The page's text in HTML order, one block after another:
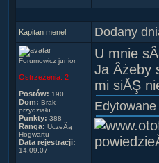
Kapitan menel Dodany
Forumowicz junior
Ostrzeżenia: 2
Postów: 190
Dom: Brak
przydziału
Punkty: 388
Ranga: UczeĂą
Hogwartu
Data rejestracji:
14.09.07
U mnie
Ja Âżeby
mi siĂŞ